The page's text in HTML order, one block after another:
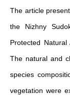
The article
the Nizhny
Protected
The natural and
species
vegetation were